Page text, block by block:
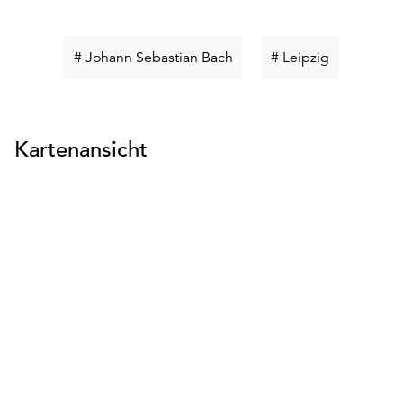
# Johann Sebastian Bach Schlüsselwort
# Leipzig
Kartenansicht